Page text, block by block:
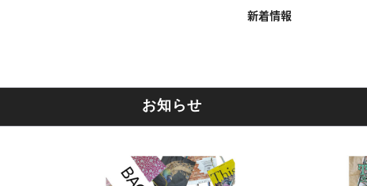
新着情報
お知らせ